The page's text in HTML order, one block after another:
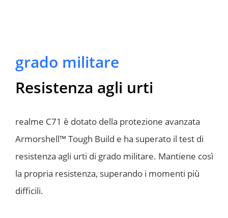
Resistenza agli urti
grado militare
realme C71 è dotato della protezione avanzata
Armorshell™ Tough Build e ha superato il test di
resistenza agli urti di grado militare. Mantiene così
la propria resistenza, superando i momenti più
difficili.